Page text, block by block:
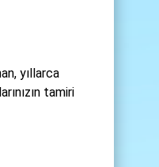
yıllarca
tamiri